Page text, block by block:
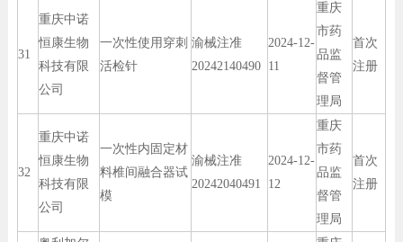
31
重庆中诺
恒康生物
科技有限
公司
一次性使用穿刺
活检针
渝械注准
20242140490
2024-12-
11
重庆
市药
品监
督管
理局
首次
注册
32
重庆中诺
恒康生物
科技有限
公司
一次性内固定材
料椎间融合器试
模
渝械注准
20242040491
2024-12-
12
重庆
市药
品监
督管
理局
首次
注册